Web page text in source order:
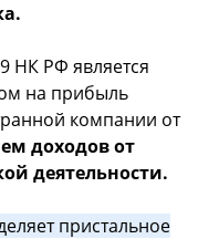
НК РФ является
на прибыль
компании от
доходов от
деятельности.
пристальное